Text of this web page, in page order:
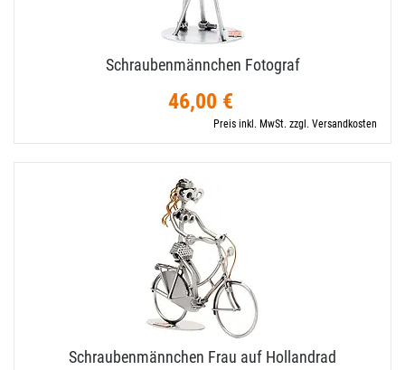
Schraubenmännchen Fotograf
46,00 €
Preis inkl. MwSt. zzgl. Versandkosten
Schraubenmännchen Frau auf Hollandrad